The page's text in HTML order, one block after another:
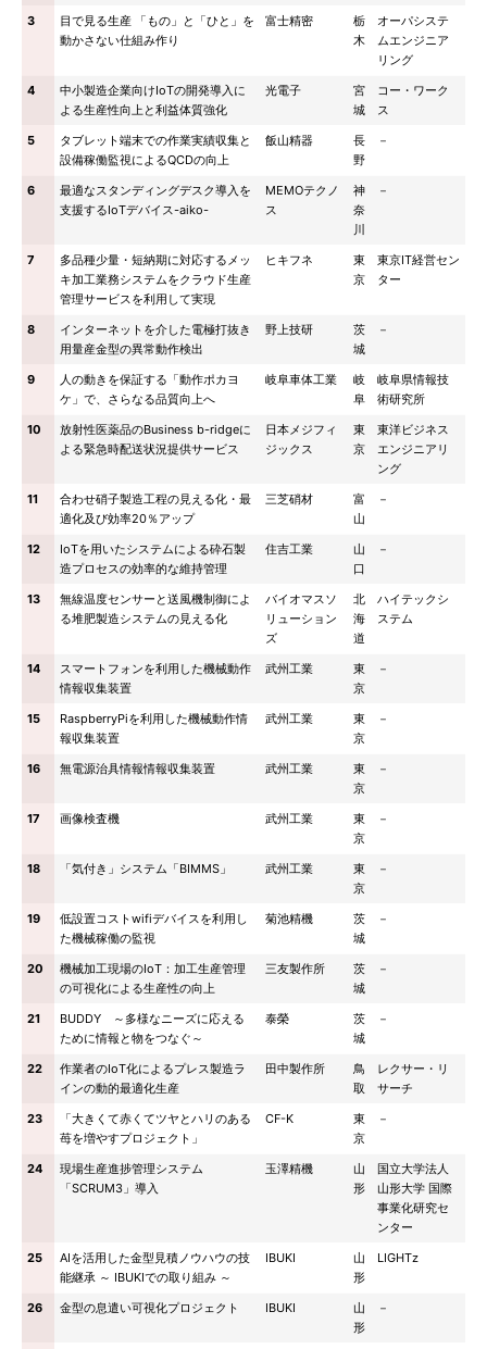
3
目で見る生産 「もの」と「ひと」を
動かさない仕組み作り
富士精密
栃
木
オーパシステ
ムエンジニア
リング
4
中小製造企業向けIoTの開発導入に
よる生産性向上と利益体質強化
光電子
宮
城
コー・ワーク
ス
5
タブレット端末での作業実績収集と
設備稼働監視によるQCDの向上
飯山精器
長
野
－
6
最適なスタンディングデスク導入を
支援するIoTデバイス-aiko-
MEMOテクノ
ス
神
奈
川
－
7
多品種少量・短納期に対応するメッ
キ加工業務システムをクラウド生産
管理サービスを利用して実現
ヒキフネ
東
京
東京IT経営セン
ター
8
インターネットを介した電極打抜き
用量産金型の異常動作検出
野上技研
茨
城
－
9
人の動きを保証する「動作ポカヨ
ケ」で、さらなる品質向上へ
岐阜車体工業
岐
阜
岐阜県情報技
術研究所
10
放射性医薬品のBusiness b-ridgeに
よる緊急時配送状況提供サービス
日本メジフィ
ジックス
東
京
東洋ビジネス
エンジニアリ
ング
11
合わせ硝子製造工程の見える化・最
適化及び効率20％アップ
三芝硝材
富
山
－
12
IoTを用いたシステムによる砕石製
造プロセスの効率的な維持管理
住吉工業
山
口
－
13
無線温度センサーと送風機制御によ
る堆肥製造システムの見える化
バイオマスソ
リューション
ズ
北
海
道
ハイテックシ
ステム
14
スマートフォンを利用した機械動作
情報収集装置
武州工業
東
京
－
15
RaspberryPiを利用した機械動作情
報収集装置
武州工業
東
京
－
16 無電源治具情報情報収集装置 武州工業
東
京
－
17 画像検査機 武州工業
東
京
－
18 「気付き」システム「BIMMS」 武州工業
東
京
－
19
低設置コストwifiデバイスを利用し
た機械稼働の監視
菊池精機
茨
城
－
20
機械加工現場のIoT：加工生産管理
の可視化による生産性の向上
三友製作所
茨
城
－
21
BUDDY ～多様なニーズに応える
ために情報と物をつなぐ～
泰榮
茨
城
－
22
作業者のIoT化によるプレス製造ラ
インの動的最適化生産
田中製作所
鳥
取
レクサー・リ
サーチ
23
「大きくて赤くてツヤとハリのある
苺を増やすプロジェクト」
CF-K
東
京
－
24
現場生産進捗管理システム
「SCRUM3」導入
玉澤精機
山
形
国立大学法人
山形大学 国際
事業化研究セ
ンター
25
AIを活用した金型見積ノウハウの技
能継承 ～ IBUKIでの取り組み ～
IBUKI
山
形
LIGHTz
26 金型の息遣い可視化プロジェクト IBUKI
山
形
－